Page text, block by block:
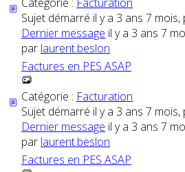
Sujet démarré il y a 3 ans 7 mois,
Dernier message il y a 3 ans 7
par laurent.beslon
Factures en PES ASAP
Catégorie : Facturation
Sujet démarré il y a 3 ans 7 mois,
Dernier message il y a 3 ans 7
par laurent.beslon
Factures en PES ASAP